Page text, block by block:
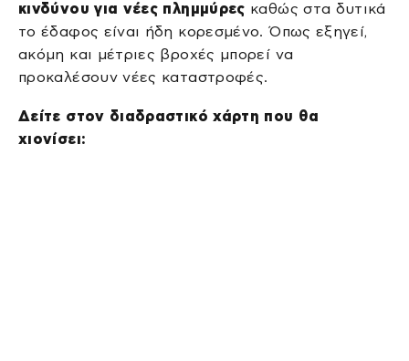
κινδύνου για νέες πλημμύρες καθώς στα δυτικά
το έδαφος είναι ήδη κορεσμένο. Όπως εξηγεί,
ακόμη και μέτριες βροχές μπορεί να
προκαλέσουν νέες καταστροφές.
Δείτε στον διαδραστικό χάρτη που θα
χιονίσει: